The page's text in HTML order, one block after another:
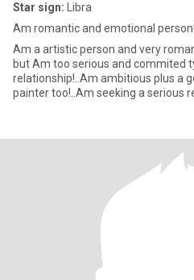
Star sign: Libra
Am romantic and emotional
Am a artistic person and very
but Am too serious and commited
relationship!..Am ambitious plus a
painter too!..Am seeking a serious